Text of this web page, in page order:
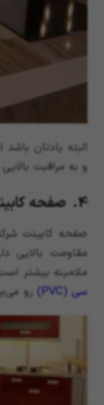
البته یادتان
و به مراقبت بالایی
4. صفحه کابینت شرکتی با روکش پی وی سی
صفحه کابینت
مقاومت
ملامینه بیشتر
سی (PVC)
رو